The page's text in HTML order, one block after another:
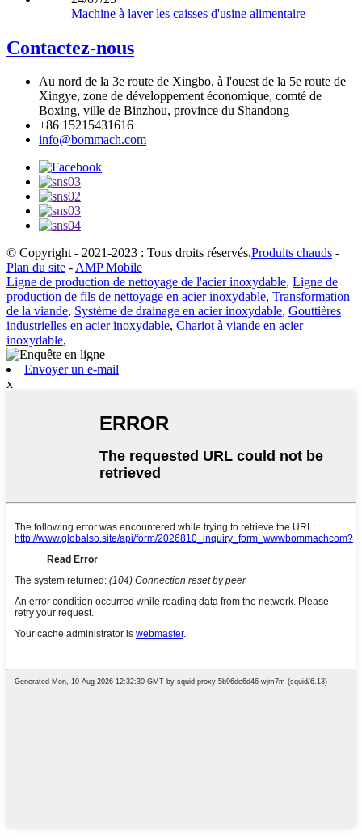
Machine à laver les caisses d'usine alimentaire
Contactez-nous
Au nord de la 3e route de Xingbo, à l'ouest de la 5e route de
Xingye, zone de développement économique, comté de
Boxing, ville de Binzhou, province du Shandong
+86 15215431616
info@bommach.com
© Copyright - 2021-2023 : Tous droits réservés.Produits chauds -
Plan du site -AMP Mobile
Ligne de production de nettoyage de l'acier inoxydable, Ligne de
production de fils de nettoyage en acier inoxydable, Transformation
de la viande, Système de drainage en acier inoxydable, Gouttières
industrielles en acier inoxydable, Chariot à viande en acier
inoxydable,
Envoyer un e-mail
x